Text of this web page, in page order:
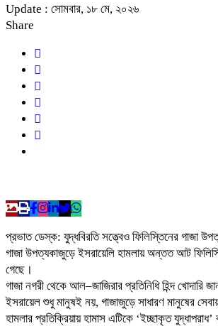
Update : সোমবার, ১৮ মে, ২০২৬
Share
প্রভাত ডেস্ক: যুদ্ধবিরতি সত্ত্বেও ফিলিস্তিনের গাজা
গাজা উপত্যকাজুড়ে ইসরায়েলি হামলায় অন্তত আট
গেছে।
গাজা নগরী থেকে আল–জাজিরার প্রতিনিধি হিন্দ
ইসরায়েল শুধু মানুষই নয়, গাজাজুড়ে সাধারণ মানুষের
হামলার প্রতিক্রিয়ায় হামাস এটিকে ‘ইচ্ছাকৃত